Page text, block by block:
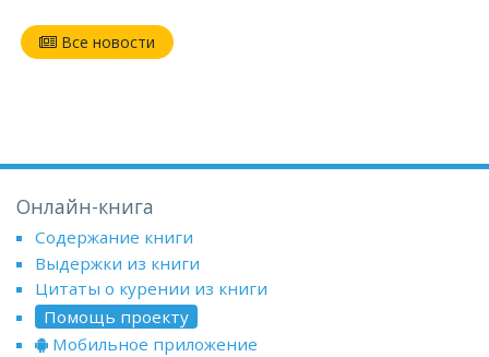
Все новости
Онлайн-книга
Содержание книги
Выдержки из книги
Цитаты о курении из книги
Помощь проекту
Мобильное приложение